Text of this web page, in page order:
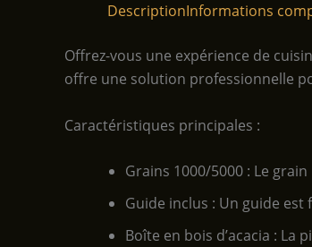
DescriptionInformations
Offrez-vous une expérience de
offre une solution professionnelle
Caractéristiques principales :
Grains 1000/5000 : Le
Guide inclus : Un guide
Boîte en bois d’acacia :